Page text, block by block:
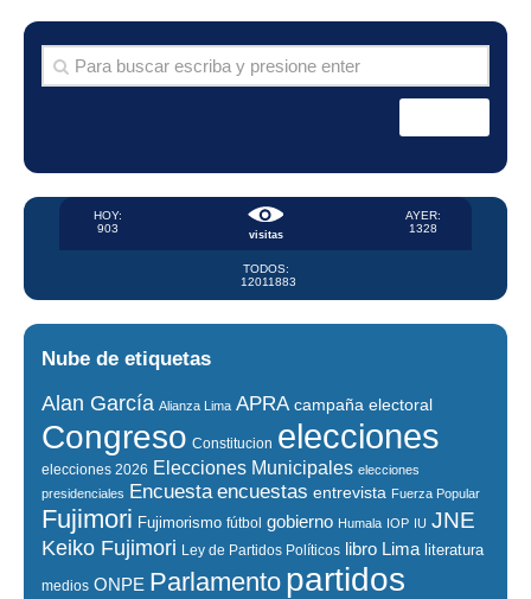
visitas
HOY:
903
AYER:
1328
TODOS:
12011883
Nube de etiquetas
Alan García Alianza Lima APRA campaña electoral
Congreso Constitucion elecciones
elecciones 2026 Elecciones Municipales elecciones
presidenciales Encuesta encuestas entrevista Fuerza Popular
Fujimori Fujimorismo fútbol gobierno Humala IOP IU JNE
Keiko Fujimori Ley de Partidos Políticos libro Lima literatura
medios ONPE Parlamento partidos